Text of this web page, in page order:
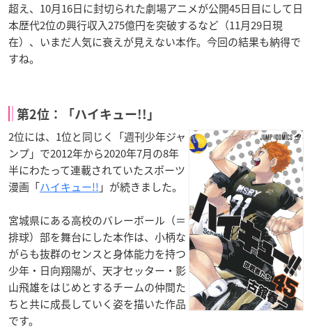
超え、10月16日に封切られた劇場アニメが公開45日目にして日
本歴代2位の興行収入275億円を突破するなど（11月29日現
在）、いまだ人気に衰えが見えない本作。今回の結果も納得で
すね。
第2位：「ハイキュー!!」
2位には、1位と同じく「週刊少年ジャ
ンプ」で2012年から2020年7月の8年
半にわたって連載されていたスポーツ
漫画「ハイキュー!! 」が続きました。
宮城県にある高校のバレーボール（＝
排球）部を舞台にした本作は、小柄な
がらも抜群のセンスと身体能力を持つ
少年・日向翔陽が、天才セッター・影
山飛雄をはじめとするチームの仲間た
ちと共に成長していく姿を描いた作品
です。